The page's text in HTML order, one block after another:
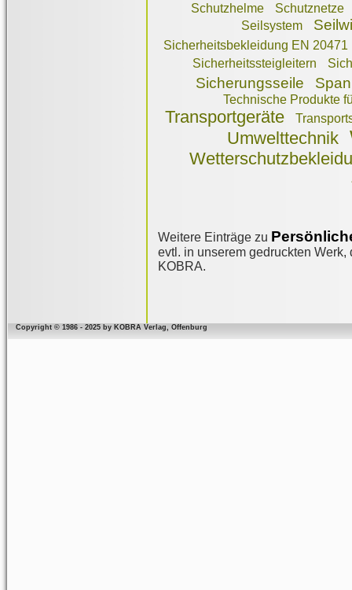
Schutzhelme
Schutznetze
Seilsystem
Sicherheitsbekleidung EN 20471
Sicherheitssteigleitern
Sicherungsseile
Technische Produkte
Transportgeräte
Umwelttechnik
Weitere Einträge zu
evtl. in unserem gedruckten
KOBRA.
Copyright © 1986 - 2025 by KOBRA Verlag, Offenburg